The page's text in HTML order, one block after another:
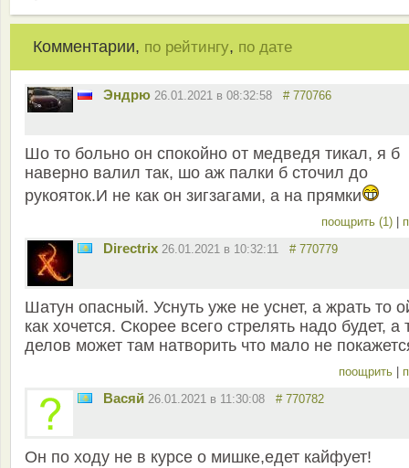
Комментарии, по рейтингу, по дате
Эндрю 26.01.2021 в 08:32:58 # 770766
Шо то больно он спокойно от медведя тикал, я б
наверно валил так, шо аж палки б сточил до
рукояток.И не как он зигзагами, а на прямки
поощрить (1)
Directrix 26.01.2021 в 10:32:11 # 770779
Шатун опасный. Уснуть уже не уснет, а жрать то
как хочется. Скорее всего стрелять надо будет, а
делов может там натворить что мало не
поощрить
Васяй 26.01.2021 в 11:30:08 # 770782
Он по ходу не в курсе о мишке,едет кайфует!